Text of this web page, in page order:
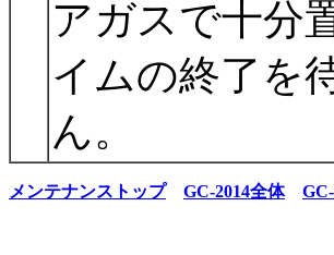
アガスで十分
イムの終了を
ん。
メンテナンストップ GC-2014全体